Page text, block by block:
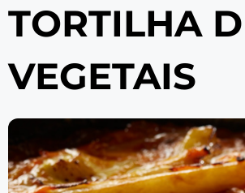
TORTILHA
VEGETAIS